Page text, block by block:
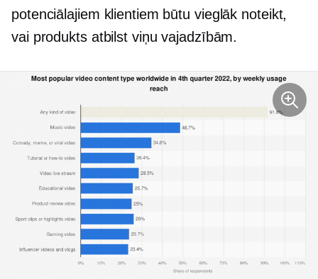
potenciālajiem klientiem būtu vieglāk noteikt,
vai produkts atbilst viņu vajadzībām.